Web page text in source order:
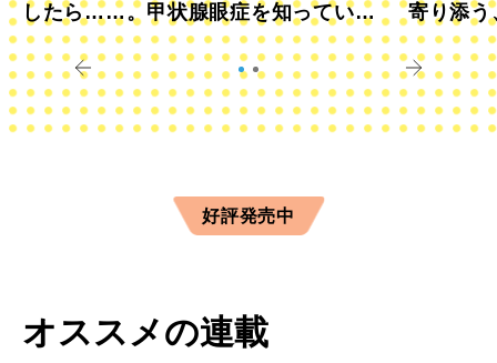
したら……。甲状腺眼症を知っていま
すか？
寄り添う
きに
好評発売中
オススメの連載